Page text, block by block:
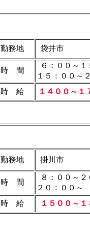
勤務地 袋井市
時 間
６：００～１
１５：００
時 給
１４００～１
勤務地 掛川市
時 間
８：００～２
２０：０
時 給
１５００～１